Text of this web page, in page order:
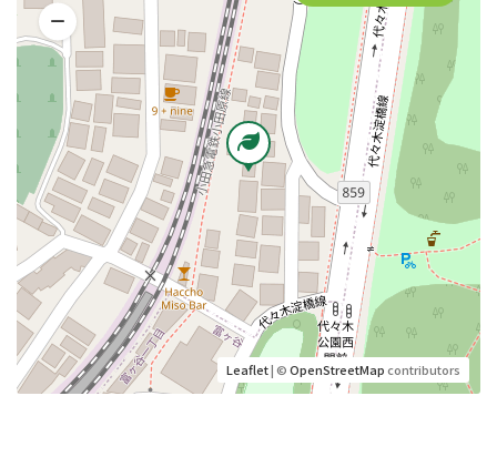
Leaflet| ©OpenStreetMapcontributors